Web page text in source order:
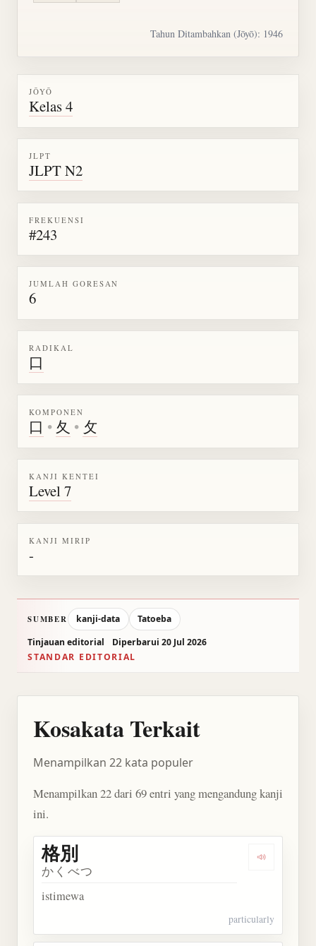
Tahun Ditambahkan (Jōyō): 1946
JŌYŌ
Kelas 4
JLPT
JLPT N2
FREKUENSI
#243
JUMLAH GORESAN
6
RADIKAL
口
KOMPONEN
口 • 夂 • 攵
KANJI KENTEI
Level 7
KANJI MIRIP
-
SUMBER kanji-data
Tatoeba
Tinjauan editorial
Diperbarui 20 Jul 2026
STANDAR EDITORIAL
Kosakata Terkait
Menampilkan 22 kata populer
Menampilkan 22 dari 69 entri yang mengandung kanji
ini.
Dengarkan
格別
かくべつ
istimewa
particularly